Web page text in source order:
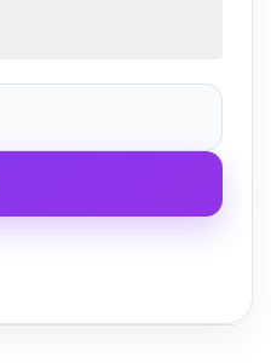
kompl. ilga rankena